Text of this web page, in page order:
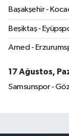
Başakşehir -
Beşiktaş -
Amed -
17 Ağustos,
Samsunspor -